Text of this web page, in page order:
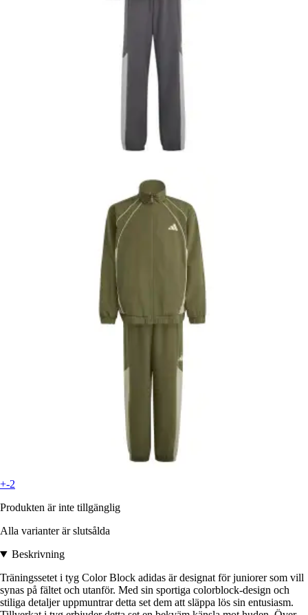
+-2
Produkten är inte tillgänglig
Alla varianter är slutsålda
Beskrivning
Träningssetet i tyg Color Block adidas är designat för juniorer som vill
synas på fältet och utanför. Med sin sportiga colorblock-design och
stiliga detaljer uppmuntrar detta set dem att släppa lös sin entusiasm.